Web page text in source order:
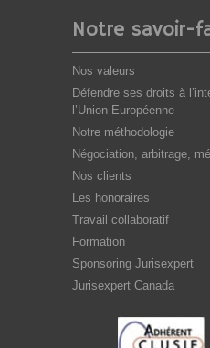
Notre savoir-
Nos valeurs
Défendre ses droits à
l’Union Européenne
Notre méthodologie
Négociation, arbitrage,
Nos clients
Les honoraires
Travail collaboratif
Formation
Sponsoring Jurisexpert
Jurisexpert Canada